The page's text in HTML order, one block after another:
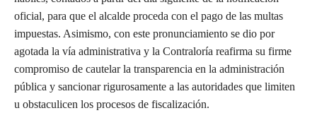
oficial, para que el alcalde proceda con el pago de las multas
impuestas. Asimismo, con este pronunciamiento se dio por
agotada la vía administrativa y la Contraloría reafirma su firme
compromiso de cautelar la transparencia en la administración
pública y sancionar rigurosamente a las autoridades que limiten
u obstaculicen los procesos de fiscalización.